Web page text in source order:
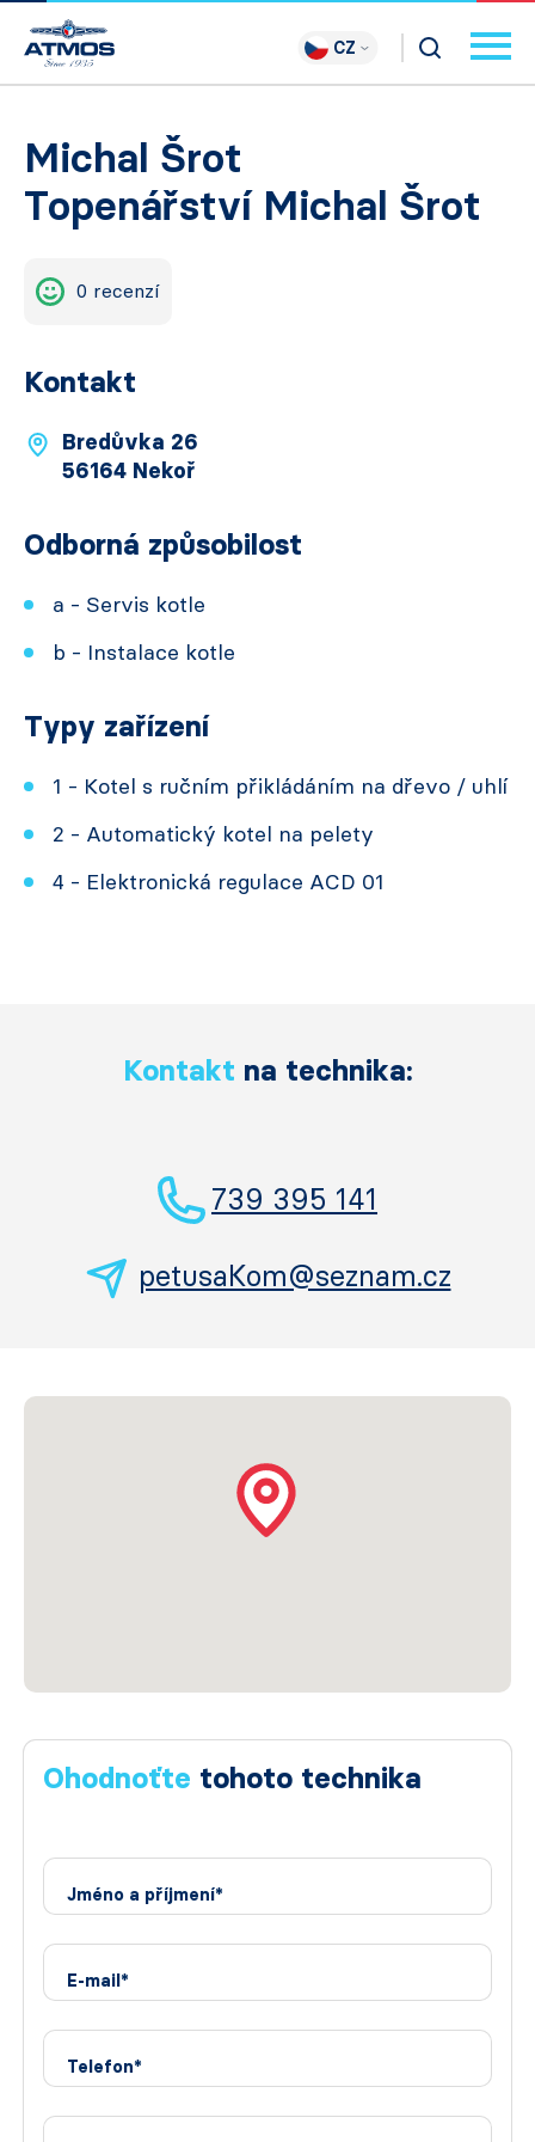
CZ
Michal Šrot
Topenářství Michal Šrot
0 recenzí
Kontakt
Bredůvka 26
56164 Nekoř
Odborná způsobilost
a - Servis kotle
b - Instalace kotle
Typy zařízení
1 - Kotel s ručním přikládáním na dřevo / uhlí
2 - Automatický kotel na pelety
4 - Elektronická regulace ACD 01
Kontakt na technika:
739 395 141
petusaKom@seznam.cz
Ohodnoťte tohoto technika
Jméno a příjmení*
E-mail*
Telefon*